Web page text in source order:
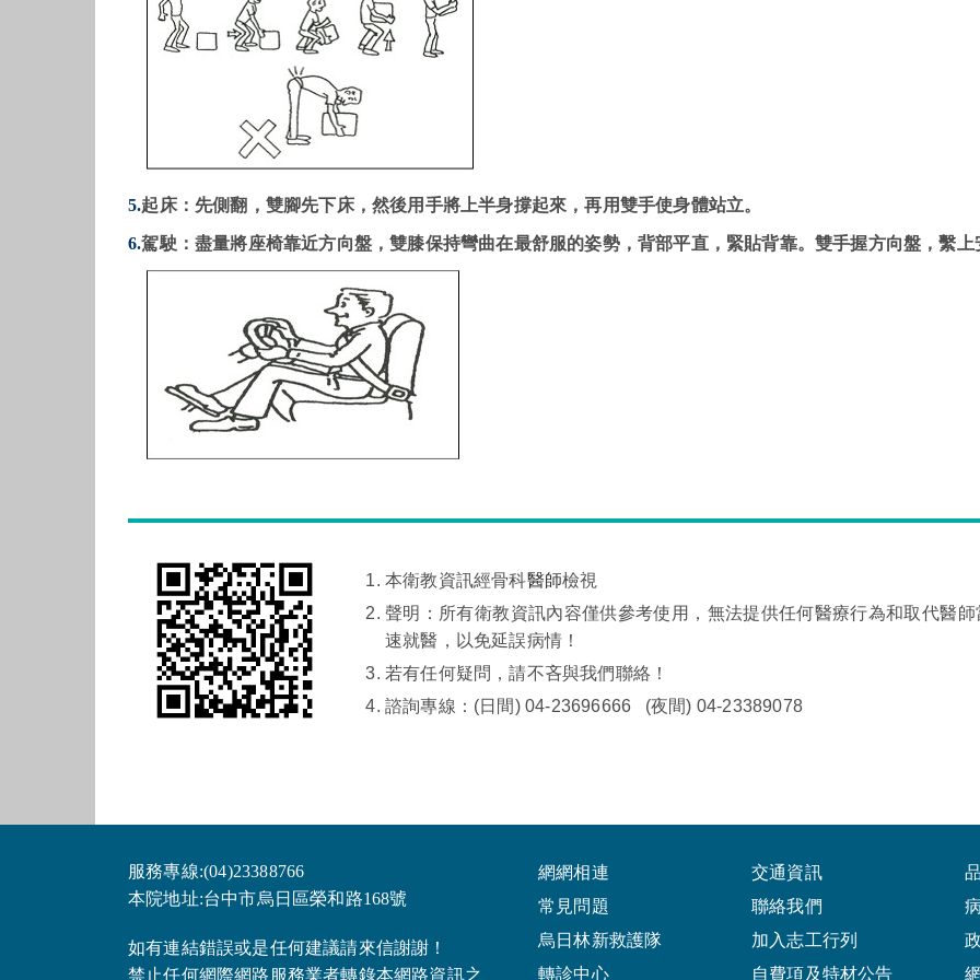
5.起床：先側翻，雙腳先下床，然後用手將上半身撐起來，再用雙手使身體站立。
6.駕駛：盡量將座椅靠近方向盤，雙膝保持彎曲在最舒服的姿勢，背部平直，緊貼背靠。雙手握方向盤，繫上
本衛教資訊經骨科醫師檢視
聲明：所有衛教資訊內容僅供參考使用，無法提供任何醫療行為和取代醫
速就醫，以免延誤病情！
若有任何疑問，請不吝與我們聯絡！
諮詢專線：(日間) 04-23696666 (夜間) 04-23389078
服務專線:(04)23388766
本院地址:台中市烏日區榮和路168號
如有連結錯誤或是任何建議請來信謝謝！
禁止任何網際網路服務業者轉錄本網路資訊之
網網相連
常見問題
烏日林新救護隊
轉診中心
交通資訊
聯絡我們
加入志工行列
自費項及特材公告